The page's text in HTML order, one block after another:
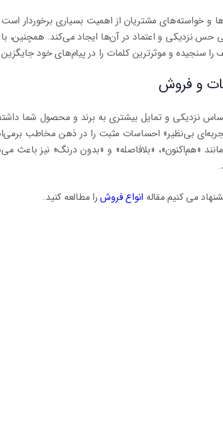
و خواسته‌های مشتریان از اهمیت بسیاری برخوردار
حس نزدیکی و اعتماد در آن‌ها ایجاد می‌کند. همچنین، با
سنجیده و موثرترین کلمات را در پیام‌های خود جایگزین
و فروش
نزدیکی و تمایل بیشتری به برند و محصول شما
بی‌نظیر» احساسات مثبت را در ذهن مخاطب
«هم‌اکنون»، «بلافاصله» و «بدون درنگ» نیز باعث
می کنیم مقاله انواع فروشرا مطالعه کنید.